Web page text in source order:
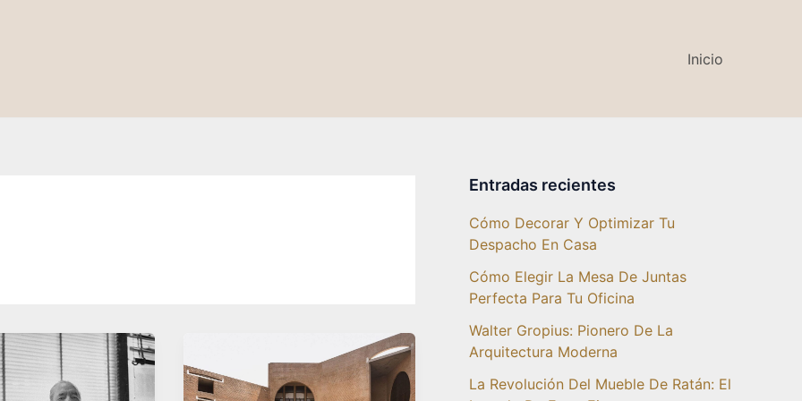
Inicio
Entradas recientes
Cómo Decorar Y Optimizar Tu
Despacho En Casa
Cómo Elegir La Mesa De Juntas
Perfecta Para Tu Oficina
Walter Gropius: Pionero De La
Arquitectura Moderna
La Revolución Del Mueble De Ratán: El